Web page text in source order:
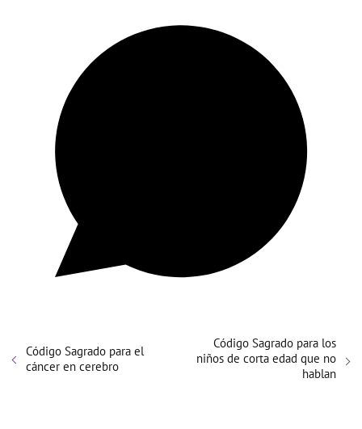
Código Sagrado para el
cáncer en cerebro
Código Sagrado para los
niños de corta edad que no
hablan